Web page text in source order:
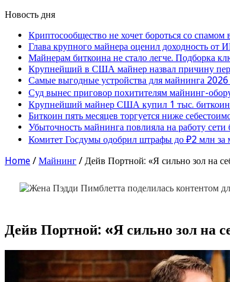
Новость дня
Криптосообщество не хочет бороться со
Глава крупного майнера оценил доходность от
Майнерам биткоина не стало легче. Подборка
Крупнейший в США майнер назвал причину
Самые выгодные устройства для майнинга 2026
Суд вынес приговор похитителям майнинг-
Крупнейший майнер США купил 1 тыс.
Биткоин пять месяцев торгуется ниже
Убыточность майнинга повлияла на работу
Комитет Госдумы одобрил штрафы до ₽2 млн
Home / Майнинг / Дейв Портной: «Я сильно зол на
Дейв Портной: «Я сильно зол на